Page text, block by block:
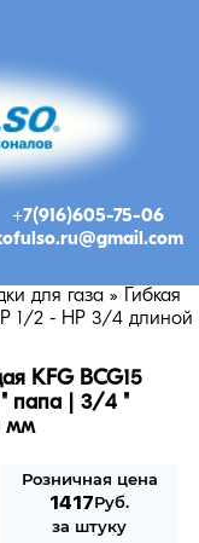
+7(916)605-75-06
для газа » Гибкая
1/2 - НР 3/4 длиной
KFG BCG15
папа | 3/4 "
мм
Розничная цена
1417Руб.
за штуку